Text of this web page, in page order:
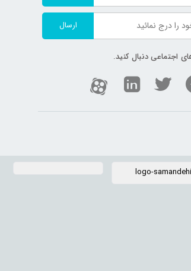
ارسال
اجتماعی دنبال کنید.